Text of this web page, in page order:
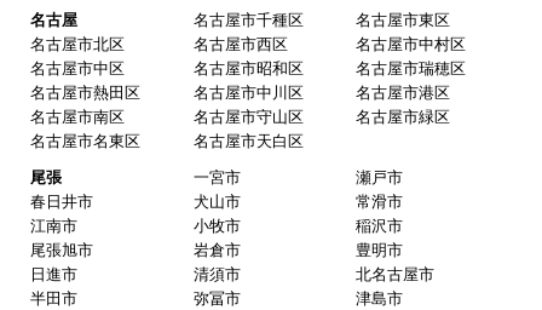
業者さんです。
ピングーヒサコさん
2025年10月30日 14:53
欲しい商品をスムーズに注文できましたか？
ショップからの連絡や対応は適切でしたか？
名古屋 名古屋市千種区
名古屋市東区
名古屋市北区
名古屋市西区
名古屋市中村区
名古屋市中区
名古屋市昭和区
名古屋市瑞穂区
名古屋市熱田区
名古屋市中川区
名古屋市港区
名古屋市南区
名古屋市守山区
名古屋市緑区
名古屋市名東区
名古屋市天白区
尾張
一宮市
瀬戸市
春日井市
犬山市
常滑市
江南市
小牧市
稲沢市
尾張旭市
岩倉市
豊明市
日進市
清須市
北名古屋市
半田市
弥冨市
津島市